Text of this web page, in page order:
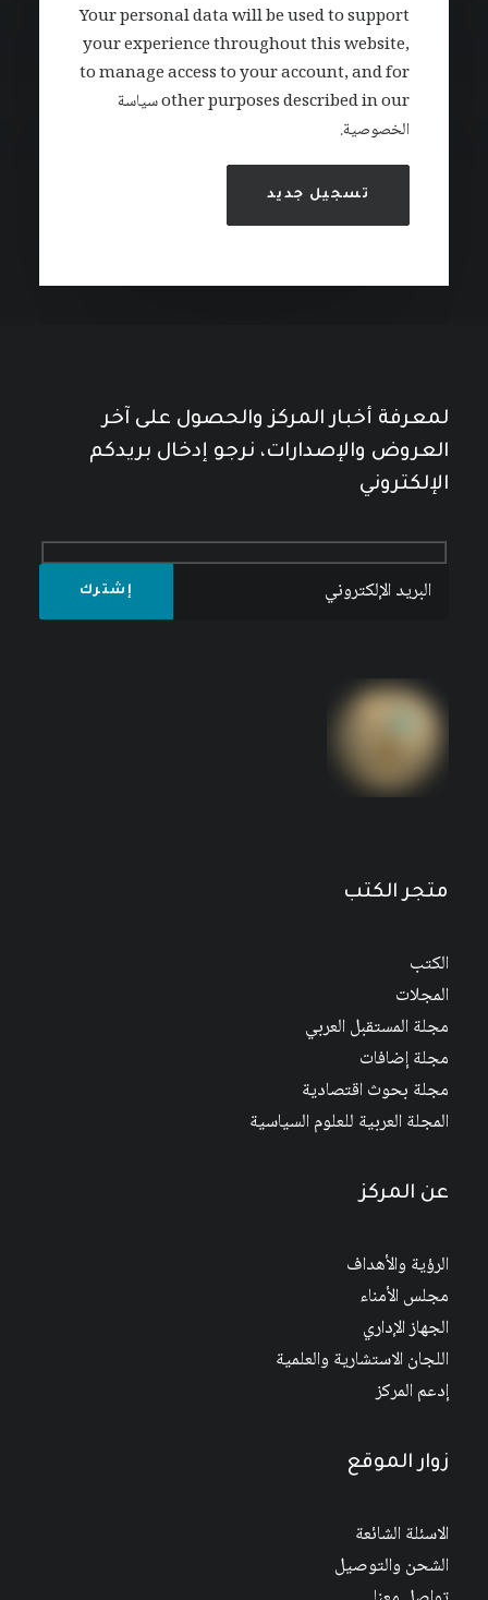
Your personal data will be used to support
your experience throughout this website,
to manage access to your account, and for
other purposes described in ourسياسة
الخصوصية.
تسجيل جديد
لمعرفة أخبار المركز والحصول على آخر
العروض والإصدارات، نرجو إدخال بريدكم
الإلكتروني
متجر الكتب
الكتب
المجلات
مجلة المستقبل العربي
مجلة إضافات
مجلة بحوث اقتصادية
المجلة العربية للعلوم السياسية
عن المركز
الرؤية والأهداف
مجلس الأمناء
الجهاز الإداري
اللجان الاستشارية والعلمية
إدعم المركز
زوار الموقع
الاسئلة الشائعة
الشحن والتوصيل